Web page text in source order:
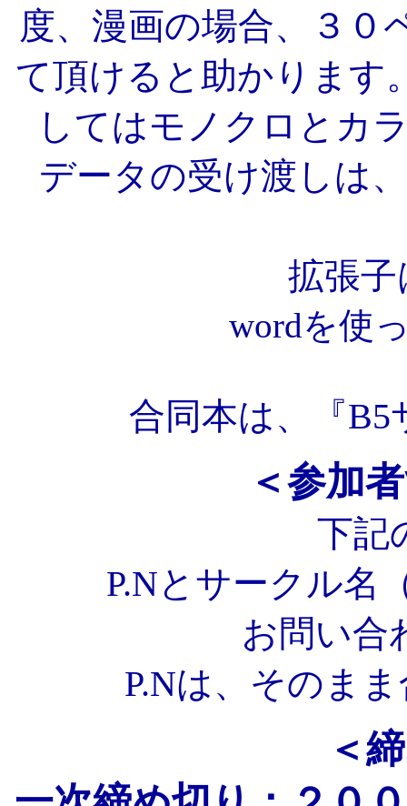
度、漫画の場合、３０
て頂けると助かります
してはモノクロとカ
データの受け渡しは
拡張
wordを使
合同本は、『
＜参加
下記
P.Nとサークル名
お問い合
P.Nは、そのま
＜